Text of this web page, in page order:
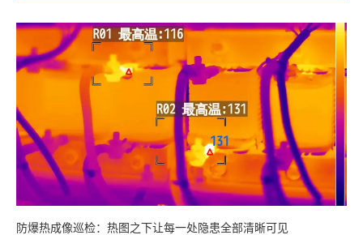
防爆热成像巡检：热图之下让每一处隐患全部清晰可见